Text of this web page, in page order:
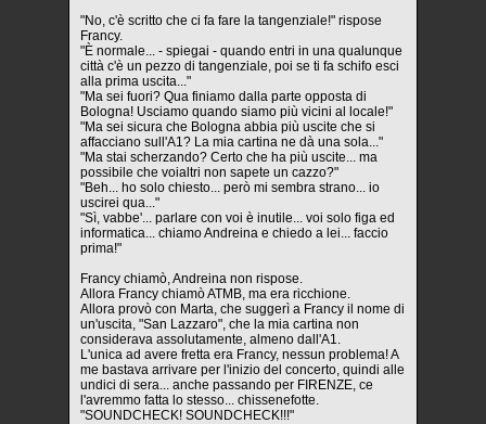
"No, c'è scritto che ci fa fare la tangenziale!" rispose
Francy.
"È normale... - spiegai - quando entri in una qualunque
città c'è un pezzo di tangenziale, poi se ti fa schifo esci
alla prima uscita..."
"Ma sei fuori? Qua finiamo dalla parte opposta di
Bologna! Usciamo quando siamo più vicini al locale!"
"Ma sei sicura che Bologna abbia più uscite che si
affacciano sull'A1? La mia cartina ne dà una sola..."
"Ma stai scherzando? Certo che ha più uscite... ma
possibile che voialtri non sapete un cazzo?"
"Beh... ho solo chiesto... però mi sembra strano... io
uscirei qua..."
"Sì, vabbe'... parlare con voi è inutile... voi solo figa ed
informatica... chiamo Andreina e chiedo a lei... faccio
prima!"
Francy chiamò, Andreina non rispose.
Allora Francy chiamò ATMB, ma era ricchione.
Allora provò con Marta, che suggerì a Francy il nome di
un'uscita, "San Lazzaro", che la mia cartina non
considerava assolutamente, almeno dall'A1.
L'unica ad avere fretta era Francy, nessun problema! A
me bastava arrivare per l'inizio del concerto, quindi alle
undici di sera... anche passando per FIRENZE, ce
l'avremmo fatta lo stesso... chissenefotte.
"SOUNDCHECK! SOUNDCHECK!!!"